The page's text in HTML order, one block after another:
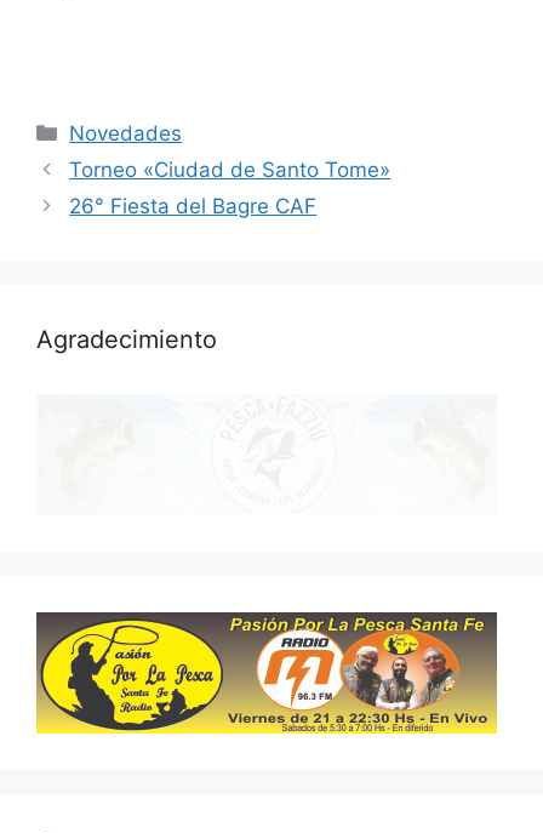
Categorías
Novedades
Torneo «Ciudad de Santo Tome»
26° Fiesta del Bagre CAF
Agradecimiento